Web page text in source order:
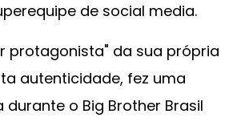
de social media.
protagonista" da sua própria
autenticidade, fez uma
o Big Brother Brasil